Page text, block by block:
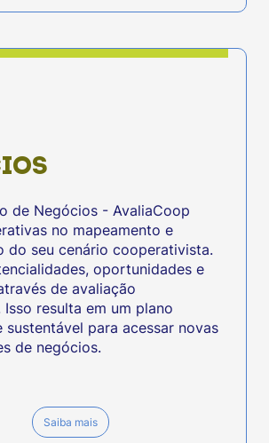
de Negócios - AvaliaCoop
no mapeamento e
do seu cenário cooperativista.
oportunidades e
de avaliação
resulta em um plano
sustentável para acessar novas
de negócios.
Saiba mais